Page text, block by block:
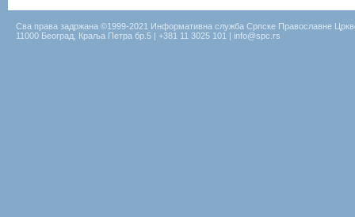
Сва права задржана ©1999-2021 Информативна служба Српске Православне
11000 Београд, Краља Петра бр.5 | +381 11 3025 101 | info@spc.rs